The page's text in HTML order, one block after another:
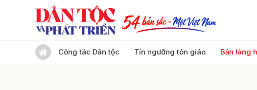
Công tác Dân tộc Tín ngưỡng tôn giáo Bản làng
Gửi bình